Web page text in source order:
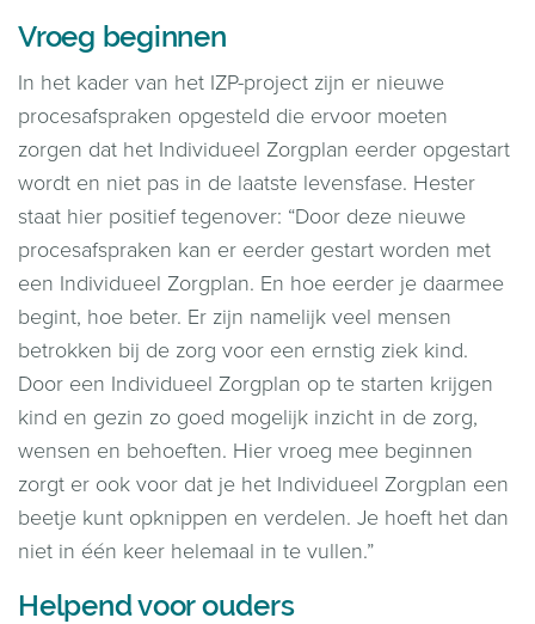
Vroeg beginnen
In het kader van het IZP-project zijn er nieuwe
procesafspraken opgesteld die ervoor moeten
zorgen dat het Individueel Zorgplan eerder opgestart
wordt en niet pas in de laatste levensfase. Hester
staat hier positief tegenover: “Door deze nieuwe
procesafspraken kan er eerder gestart worden met
een Individueel Zorgplan. En hoe eerder je daarmee
begint, hoe beter. Er zijn namelijk veel mensen
betrokken bij de zorg voor een ernstig ziek kind.
Door een Individueel Zorgplan op te starten krijgen
kind en gezin zo goed mogelijk inzicht in de zorg,
wensen en behoeften. Hier vroeg mee beginnen
zorgt er ook voor dat je het Individueel Zorgplan een
beetje kunt opknippen en verdelen. Je hoeft het dan
niet in één keer helemaal in te vullen.”
Helpend voor ouders